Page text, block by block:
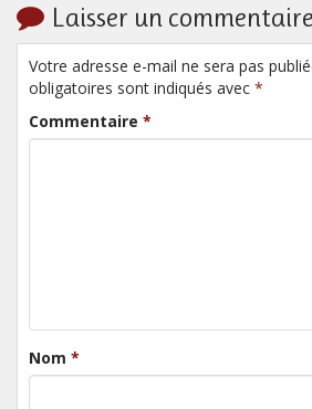
Laisser un commentaire
Votre adresse e-mail ne sera pas
obligatoires sont indiqués avec *
Commentaire *
Nom *